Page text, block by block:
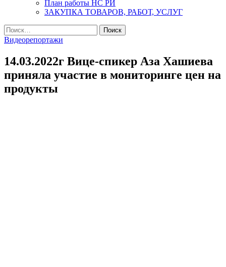
План работы НС РИ
ЗАКУПКА ТОВАРОВ, РАБОТ, УСЛУГ
Найти:
Видеорепортажи
14.03.2022г Вице-спикер Аза Хашиева
приняла участие в мониторинге цен на
продукты